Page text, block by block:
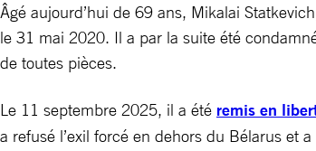
Âgé aujourd’hui de 69 ans, Mikalai
le 31 mai 2020. Il a par la suite été
de toutes pièces.
Le 11 septembre 2025, il a été remis en
a refusé l’exil forcé en dehors du Bélarus et